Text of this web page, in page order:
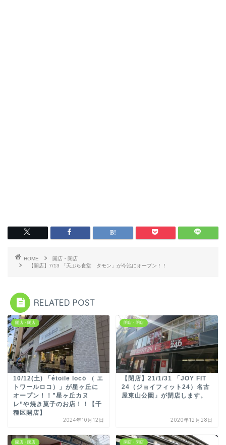
HOME
開店・閉店
【開店】7/13 「天ぷら食堂 タモン」が今池にオープン！！
RELATED POST
開店・閉店
10/12(土) 「étoile locö （ エ
トワールロコ）」が星ヶ丘に
オープン！！”星ヶ丘カヌ
レ”や焼き菓子のお店！！【千
種区開店】
2024年10月12日
開店・閉店
【閉店】21/1/31 「JOY FIT
24（ジョイフィット24）名古
屋東山公園」が閉店します。
2020年12月28日
開店・閉店 開店・閉店